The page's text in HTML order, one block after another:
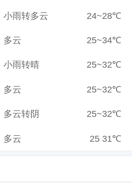
小雨转多云 24~28℃
多云 25~34℃
小雨转晴 25~32℃
多云 25~32℃
多云转阴 25~32℃
多云 25 31℃